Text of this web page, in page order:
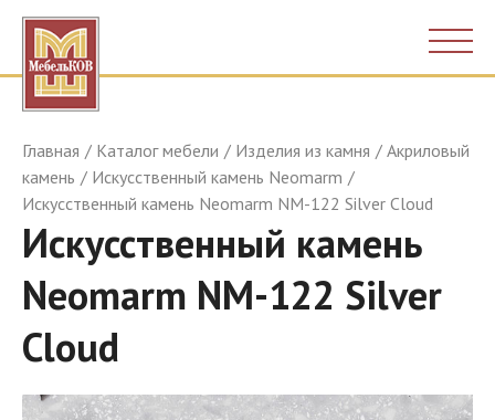
Главная Каталог мебели Изделия из камня
Акриловый
камень
Искусственный камень Neomarm
Искусственный камень Neomarm NM-122 Silver Cloud
Искусственный камень
Neomarm NM-122 Silver
Cloud